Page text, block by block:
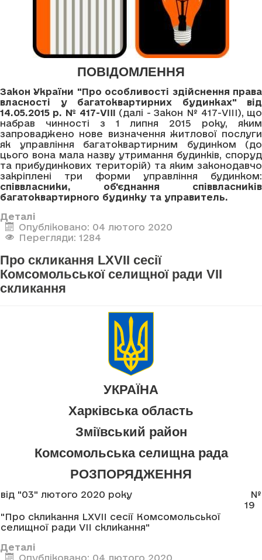
ПОВІДОМЛЕННЯ
Закон України "Про особливості здійснення права
власності у багатоквартирних будинках" від
14.05.2015 р. № 417-VIII (далі - Закон № 417-VIII), що
набрав чинності з 1 липня 2015 року, яким
запроваджено нове визначення житлової послуги
як управління багатоквартирним будинком (до
цього вона мала назву утримання будинків, споруд
та прибудинкових територій) та яким законодавчо
закріплені три форми управління будинком:
співвласники, об'єднання співвласників
багатоквартирного будинку та управитель.
Деталі
Опубліковано: 04 лютого 2020
Перегляди: 1284
Про скликання LXVII сесії
Комсомольської селищної ради VII
скликання
УКРАЇНА
Харківська область
Зміївський район
Комсомольська селищна рада
РОЗПОРЯДЖЕННЯ
від "03" лютого 2020 року
№
19
"Про скликання LXVII сесії Комсомольської
селищної ради VII скликання"
Деталі
Опубліковано: 04 лютого 2020